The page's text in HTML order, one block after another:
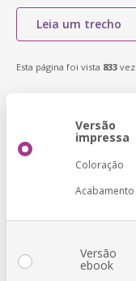
Leia um trecho
Esta página foi vista 833
Versão
impressa
Coloração
Acabamento
Versão
ebook